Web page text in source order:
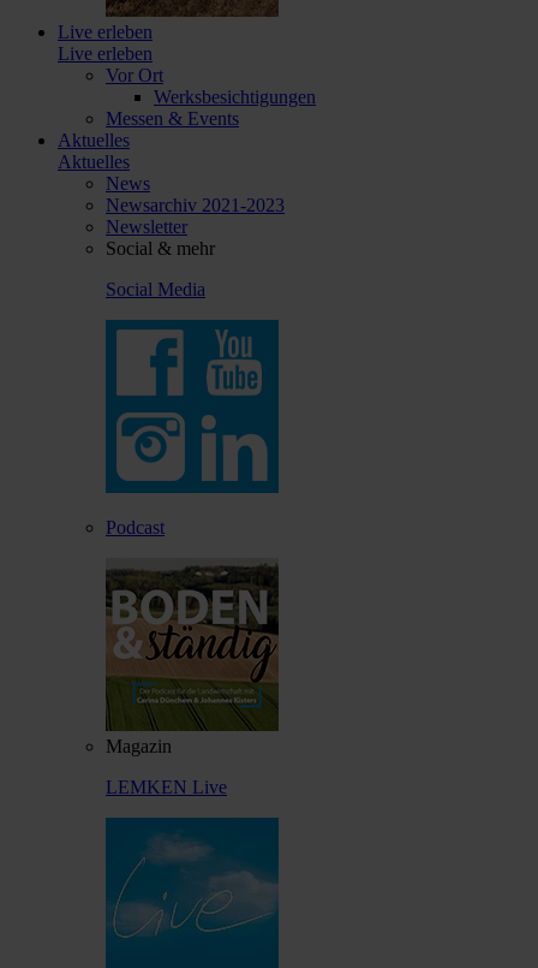
Live erleben
Live erleben
Vor Ort
Werksbesichtigungen
Messen & Events
Aktuelles
Aktuelles
News
Newsarchiv 2021-2023
Newsletter
Social & mehr
Social Media
Podcast
Magazin
LEMKEN Live